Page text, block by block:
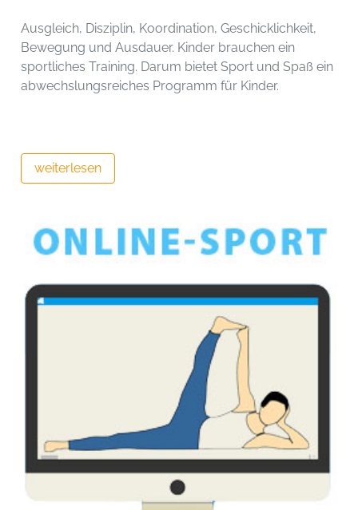
Ausgleich, Disziplin, Koordination, Geschicklichkeit,
Bewegung und Ausdauer. Kinder brauchen ein
sportliches Training. Darum bietet Sport und Spaß ein
abwechslungsreiches Programm für Kinder.
weiterlesen